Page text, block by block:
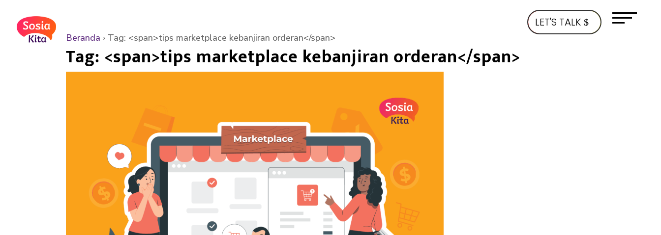
LET'S TALK
Beranda › Tag: <span>tips marketplace kebanjiran orderan</span>
Tag: <span>tips marketplace kebanjiran orderan</span>